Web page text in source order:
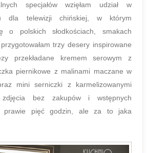
specjałów wzięłam udział w
dla telewizji chińskiej, w którym
o polskich słodkościach, smakach
trzy desery inspirowane
przekładane kremem serowym z
piernikowe z malinami maczane w
mini serniczki z karmelizowanymi
zdjęcia bez zakupów i wstępnych
prawie pięć godzin, ale za to jaka